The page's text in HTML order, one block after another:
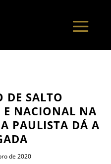
DE SALTO
NACIONAL NA
PAULISTA DÁ A
de 2020